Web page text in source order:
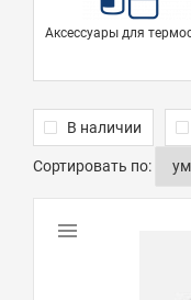
Аксессуары для
В наличии
Сортировать по: